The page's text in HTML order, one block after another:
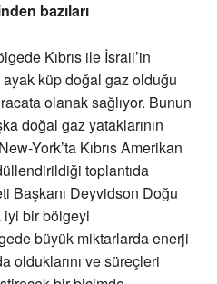
bazıları
Kıbrıs ile İsrail’in
ayak küp doğal gaz olduğu
olanak sağlıyor. Bunun
doğal gaz yataklarının
York’ta Kıbrıs Amerikan
toplantıda
Başkanı Deyvidson Doğu
bir bölgeyi
büyük miktarlarda enerji
olduklarını ve süreçleri